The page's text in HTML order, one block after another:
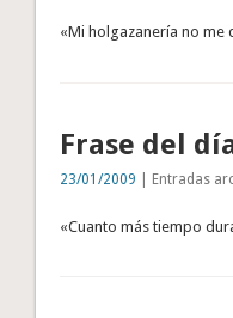
«Mi holgazanería no me
Frase del
23/01/2009 | Entradas
«Cuanto más tiempo